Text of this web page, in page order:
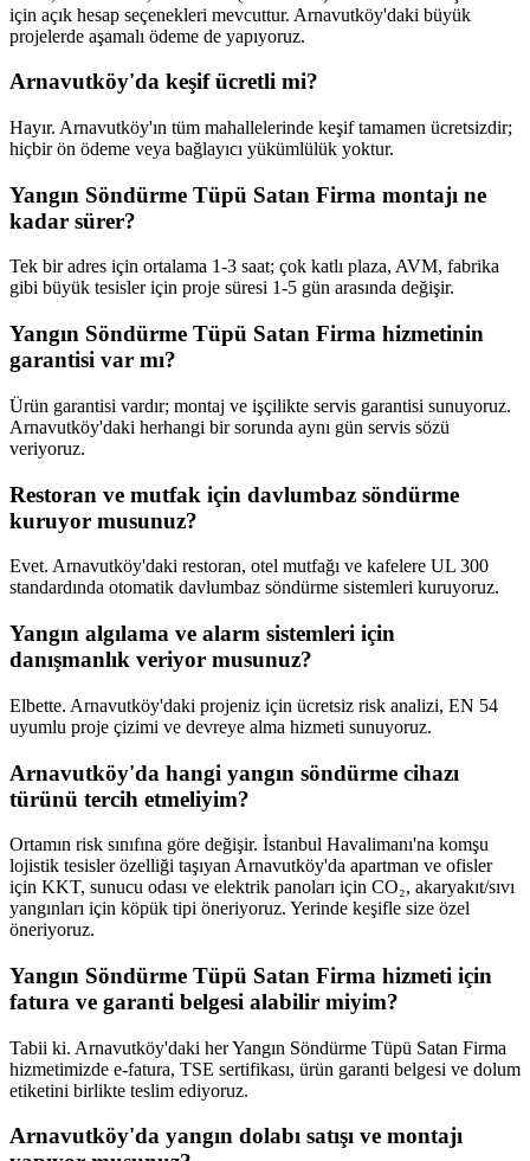
için açık hesap seçenekleri mevcuttur. Arnavutköy'daki büyük
projelerde aşamalı ödeme de yapıyoruz.
Arnavutköy'da keşif ücretli mi?
Hayır. Arnavutköy'ın tüm mahallelerinde keşif tamamen ücretsizdir;
hiçbir ön ödeme veya bağlayıcı yükümlülük yoktur.
Yangın Söndürme Tüpü Satan Firma montajı ne
kadar sürer?
Tek bir adres için ortalama 1-3 saat; çok katlı plaza, AVM, fabrika
gibi büyük tesisler için proje süresi 1-5 gün arasında değişir.
Yangın Söndürme Tüpü Satan Firma hizmetinin
garantisi var mı?
Ürün garantisi vardır; montaj ve işçilikte servis garantisi sunuyoruz.
Arnavutköy'daki herhangi bir sorunda aynı gün servis sözü
veriyoruz.
Restoran ve mutfak için davlumbaz söndürme
kuruyor musunuz?
Evet. Arnavutköy'daki restoran, otel mutfağı ve kafelere UL 300
standardında otomatik davlumbaz söndürme sistemleri kuruyoruz.
Yangın algılama ve alarm sistemleri için
danışmanlık veriyor musunuz?
Elbette. Arnavutköy'daki projeniz için ücretsiz risk analizi, EN 54
uyumlu proje çizimi ve devreye alma hizmeti sunuyoruz.
Arnavutköy'da hangi yangın söndürme cihazı
türünü tercih etmeliyim?
Ortamın risk sınıfına göre değişir. İstanbul Havalimanı'na komşu
lojistik tesisler özelliği taşıyan Arnavutköy'da apartman ve ofisler
için KKT, sunucu odası ve elektrik panoları için CO₂, akaryakıt/sıvı
yangınları için köpük tipi öneriyoruz. Yerinde keşifle size özel
öneriyoruz.
Yangın Söndürme Tüpü Satan Firma hizmeti için
fatura ve garanti belgesi alabilir miyim?
Tabii ki. Arnavutköy'daki her Yangın Söndürme Tüpü Satan Firma
hizmetimizde e-fatura, TSE sertifikası, ürün garanti belgesi ve dolum
etiketini birlikte teslim ediyoruz.
Arnavutköy'da yangın dolabı satışı ve montajı